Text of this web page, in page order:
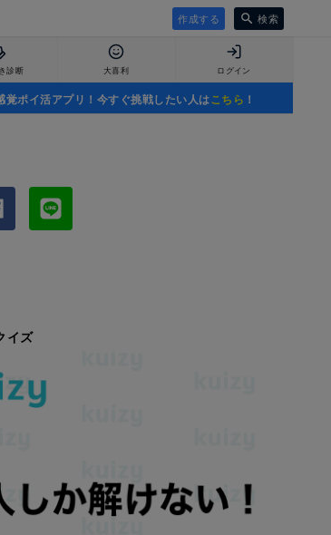
作成する 検索
診断 大喜利 ログイン
ポイ活アプリ！今すぐ挑戦したい人はこちら ！
イズ